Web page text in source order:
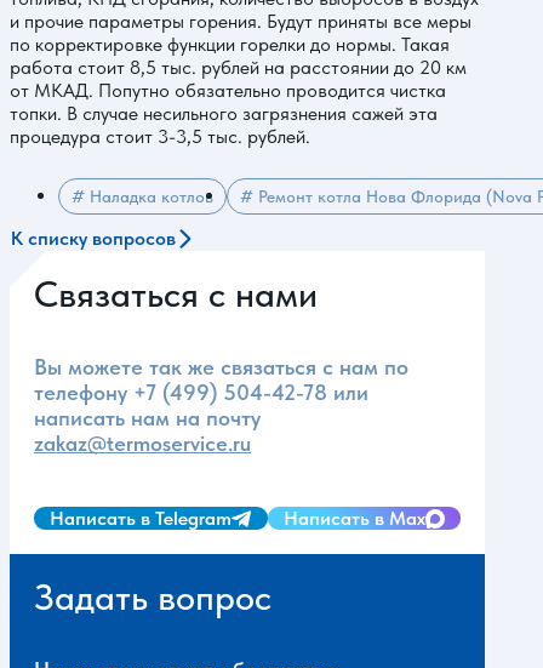
и прочие параметры горения. Будут приняты все меры
по корректировке функции горелки до нормы. Такая
работа стоит 8,5 тыс. рублей на расстоянии до 20 км
от МКАД. Попутно обязательно проводится чистка
топки. В случае несильного загрязнения сажей эта
процедура стоит 3-3,5 тыс. рублей.
# Наладка котлов # Ремонт котла Нова Флорида (Nova
К списку вопросов
Связаться с нами
Вы можете так же связаться с нам по
телефону +7 (499) 504-42-78 или
написать нам на почту
zakaz@termoservice.ru
Написать в Telegram Написать в Max
Задать вопрос